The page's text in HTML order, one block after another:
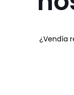
¿Vendía